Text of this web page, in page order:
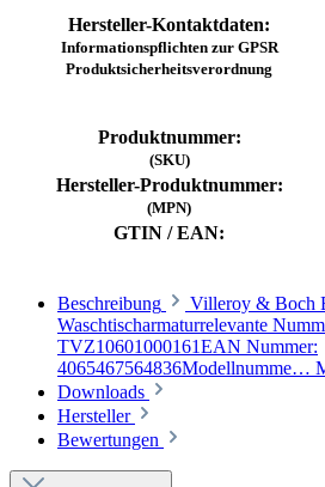
Hersteller-Kontaktdaten:
Informationspflichten zur GPSR
Produktsicherheitsverordnung
Produktnummer:
(SKU)
Hersteller-Produktnummer:
(MPN)
GTIN / EAN:
Beschreibung
Villeroy & Boch
Waschtischarmaturrelevante
TVZ10601000161EAN Nummer:
4065467564836Modellnumme…
Downloads
Hersteller
Bewertungen